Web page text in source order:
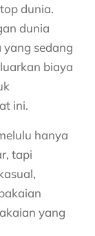
dunia.
dunia
sedang
biaya
ini.
hanya
tapi
yang